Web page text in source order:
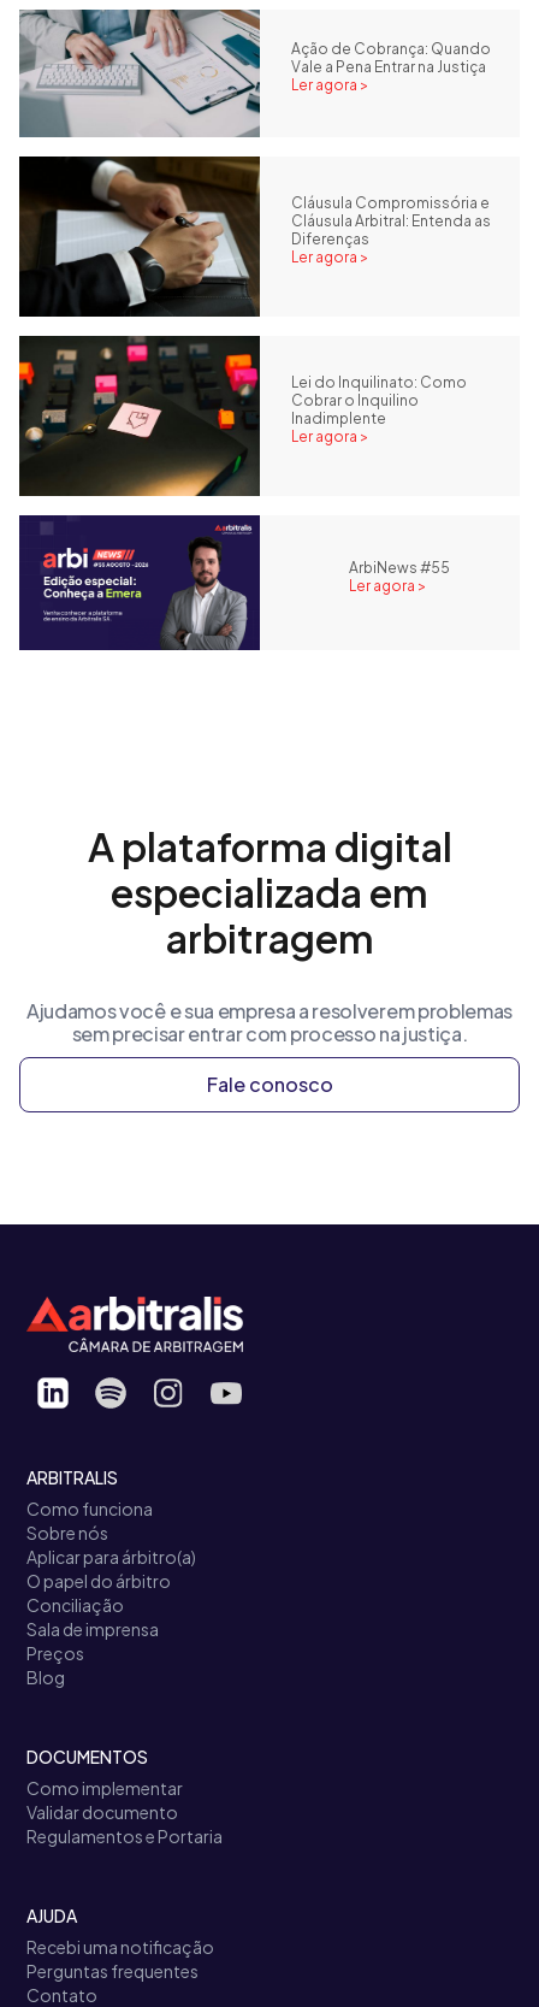
Ação de Cobrança: Quando
Vale a Pena Entrar na Justiça
Ler agora >
Cláusula Compromissória e
Cláusula Arbitral: Entenda as
Diferenças
Ler agora >
Lei do Inquilinato: Como
Cobrar o Inquilino
Inadimplente
Ler agora >
ArbiNews #55
Ler agora >
A plataforma digital
especializada em
arbitragem
Ajudamos você e sua empresa a resolverem problemas
sem precisar entrar com processo na justiça.
Fale conosco
ARBITRALIS
Como funciona
Sobre nós
Aplicar para árbitro(a)
O papel do árbitro
Conciliação
Sala de imprensa
Preços
Blog
DOCUMENTOS
Como implementar
Validar documento
Regulamentos e Portaria
AJUDA
Recebi uma notificação
Perguntas frequentes
Contato